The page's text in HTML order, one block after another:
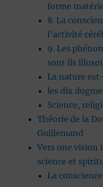
forme
8. La
l’activité
9. Les
sont ils
La nature
les dix
Science,
Théorie de la
Guillemand
Vers une vision
science et
La